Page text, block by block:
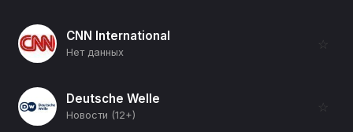
CNN International
Нет данных
☆
Deutsche Welle
Новости (12+)
☆